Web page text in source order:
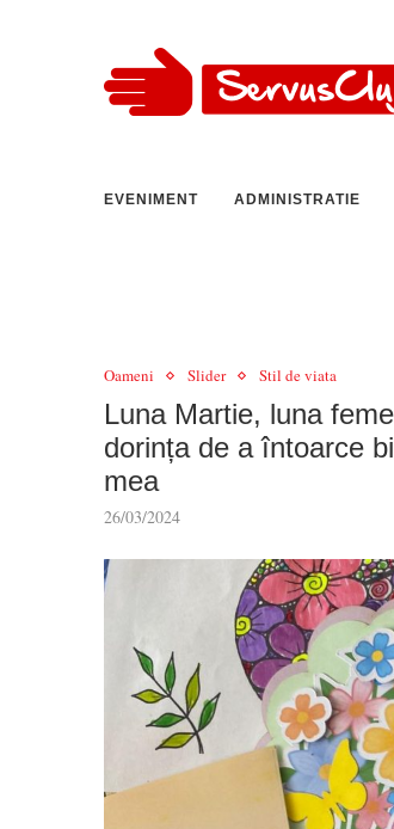
EVENIMENT ADMINISTRATIE
Oameni Slider Stil de viata
Luna Martie, luna
dorința de a întoarce
mea
26/03/2024